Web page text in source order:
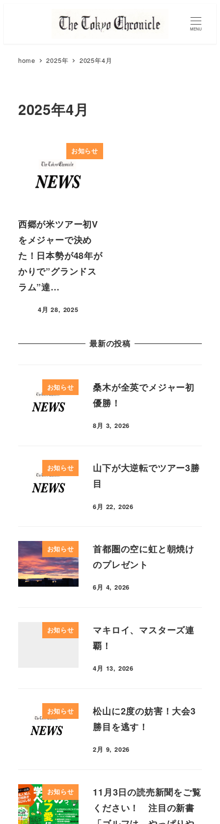
MENU
home 2025年 2025年4月
2025年4月
お知らせ
西郷が米ツアー初V
をメジャーで決め
た！日本勢が48年が
かりで”グランドス
ラム”達…
4月 28, 2025
最新の投稿
お知らせ
桑木が全英でメジャー初
優勝！
8月 3, 2026
お知らせ
山下が大逆転でツアー3勝
目
6月 22, 2026
お知らせ
首都圏の空に虹と朝焼け
のプレゼント
6月 4, 2026
お知らせ
マキロイ、マスターズ連
覇！
4月 13, 2026
お知らせ
松山に2度の妨害！大会3
勝目を逃す！
2月 9, 2026
お知らせ
11月3日の読売新聞をご覧
ください！ 注目の新書